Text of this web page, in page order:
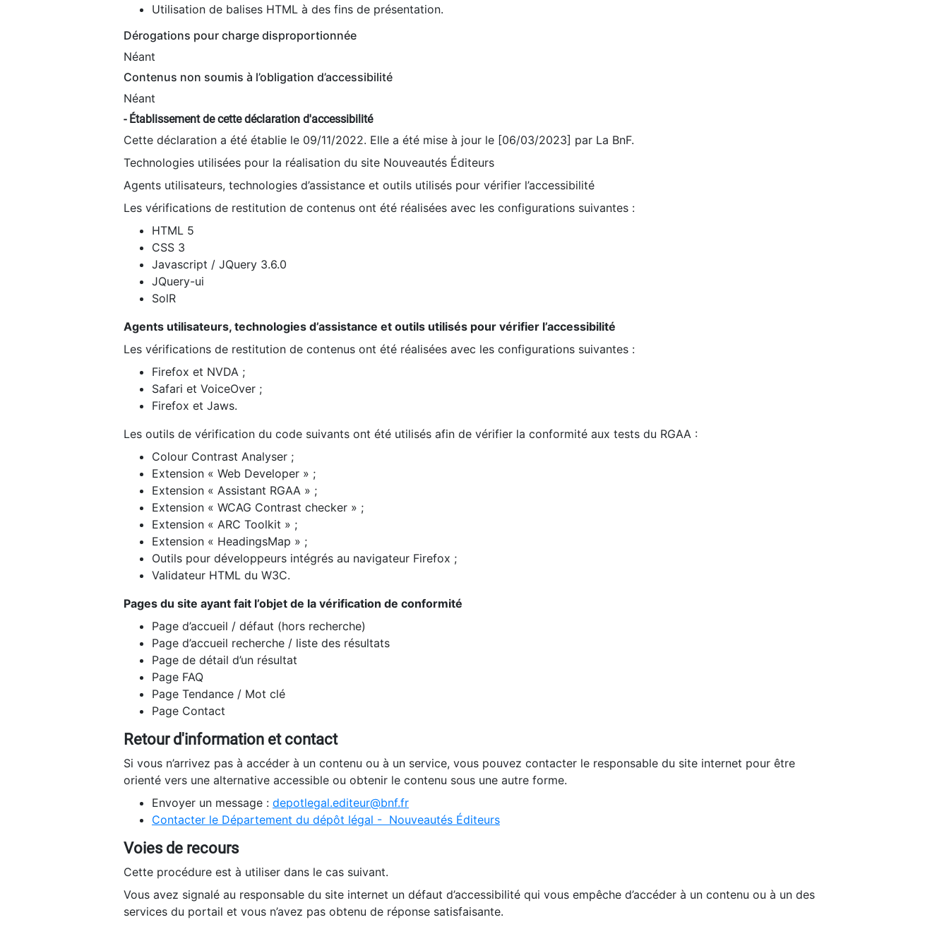
Utilisation de balises HTML à des fins de présentation.
Dérogations pour charge disproportionnée
Néant
Contenus non soumis à l’obligation d’accessibilité
Néant
- Établissement de cette déclaration d'accessibilité
Cette déclaration a été établie le 09/11/2022. Elle a été mise à jour le [06/03/2023] par La BnF.
Technologies utilisées pour la réalisation du site Nouveautés Éditeurs
Agents utilisateurs, technologies d’assistance et outils utilisés pour vérifier l’accessibilité
Les vérifications de restitution de contenus ont été réalisées avec les configurations suivantes :
HTML 5
CSS 3
Javascript / JQuery 3.6.0
JQuery-ui
SolR
Agents utilisateurs, technologies d’assistance et outils utilisés pour vérifier l’accessibilité
Les vérifications de restitution de contenus ont été réalisées avec les configurations suivantes :
Firefox et NVDA ;
Safari et VoiceOver ;
Firefox et Jaws.
Les outils de vérification du code suivants ont été utilisés afin de vérifier la conformité aux tests du RGAA :
Colour Contrast Analyser ;
Extension « Web Developer » ;
Extension « Assistant RGAA » ;
Extension « WCAG Contrast checker » ;
Extension « ARC Toolkit » ;
Extension « HeadingsMap » ;
Outils pour développeurs intégrés au navigateur Firefox ;
Validateur HTML du W3C.
Pages du site ayant fait l’objet de la vérification de conformité
Page d’accueil / défaut (hors recherche)
Page d’accueil recherche / liste des résultats
Page de détail d’un résultat
Page FAQ
Page Tendance / Mot clé
Page Contact
Retour d'information et contact
Si vous n’arrivez pas à accéder à un contenu ou à un service, vous pouvez contacter le responsable du site internet pour être
orienté vers une alternative accessible ou obtenir le contenu sous une autre forme.
Envoyer un message : depotlegal.editeur@bnf.fr
Contacter le Département du dépôt légal - Nouveautés Éditeurs
Voies de recours
Cette procédure est à utiliser dans le cas suivant.
Vous avez signalé au responsable du site internet un défaut d’accessibilité qui vous empêche d’accéder à un contenu ou à un des
services du portail et vous n’avez pas obtenu de réponse satisfaisante.